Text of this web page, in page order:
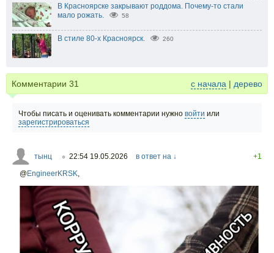
В Красноярске закрывают роддома. Почему-то стали
мало рожать.
58
В стиле 80-х Красноярск. 260
Комментарии 31 с начала | дерево
Чтобы писать и оценивать комментарии нужно войти или
зарегистрироваться
тынц ○ 22:54 19.05.2026 в ответ на ↓
+1
@EngineerKRSK,